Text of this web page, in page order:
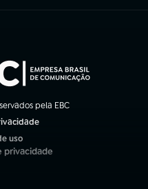
pela EBC
uso
aba)
privacidade